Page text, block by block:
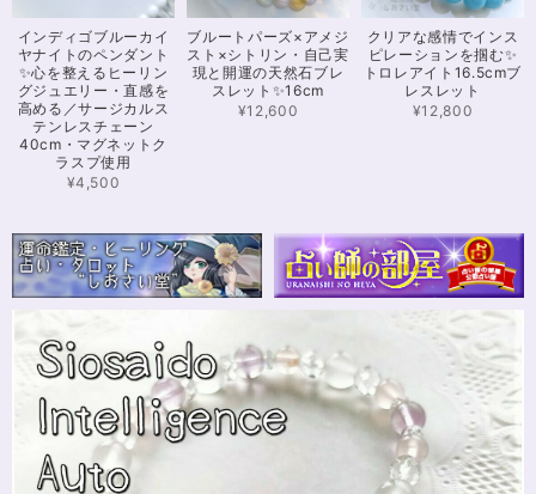
可愛いお品をありがとうございます。陽に当たるとキラキラして、とても可
愛いです！とくにシトリンの色味がとても気に入りました。まだ、気になる
ブレスレットがたくさんあったので、また購入させていただきたいと思いま
す。また親切で迅速、丁寧な対応をしてくださりありがとうございました。
さざれながら、カイヤナイトのブルーバンドやジラソールアイが見える石も
ありました きれいな石をありがとうございます⭐︎
シンデレラのパワーストーンブレスレット「夢は希むもの」✨ブルーカルセドニー16cm
ステンレス→水晶変更
2024/10/24
本日無事に、到着しました！ ワクワクしながら開封しました(*^^*) とって
もキレイな色合いで、手に取るとほんのり温かく感じ元気になる気がしま
す！リボンのメッセージも大事にします(*^^*)まさかのお名前が(芸名なの
インディゴブルーカイ
ヤナイトのペンダント
✨心を整えるヒーリン
グジュエリー・直感を
高める／サージカルス
テンレスチェーン
40cm・マグネットク
ラスプ使用
¥4,500
ブルートパーズ×アメジ
スト×シトリン・自己実
現と開運の天然石ブレ
スレット✨16cm
¥12,600
クリアな感情でインス
ピレーションを掴む✨
トロレアイト16.5cmブ
レスレット
¥12,800